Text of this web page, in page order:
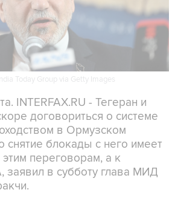
Today Group via Getty Images
INTERFAX.RU - Тегеран и
договориться о системе
в Ормузском
снятие блокады с него имеет
переговорам, а к
в субботу глава МИД